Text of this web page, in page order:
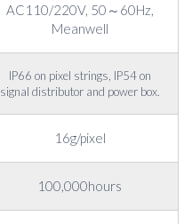
AC110/220V, 50～60Hz,
Meanwell
IP66 on pixel strings, IP54 on
signal distributor and power box.
16g/pixel
100,000hours